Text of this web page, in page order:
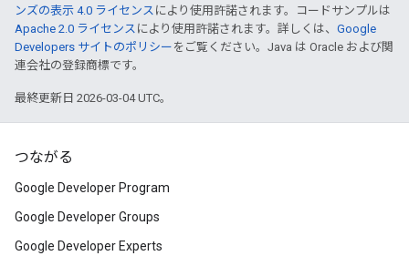
ンズの表示 4.0 ライセンス により使用許諾されます。コードサンプルは
Apache 2.0 ライセンス により使用許諾されます。詳しくは、 Google
Developers サイトのポリシー をご覧ください。Java は Oracle および関
連会社の登録商標です。
最終更新日 2026-03-04 UTC。
つながる
Google Developer Program
Google Developer Groups
Google Developer Experts